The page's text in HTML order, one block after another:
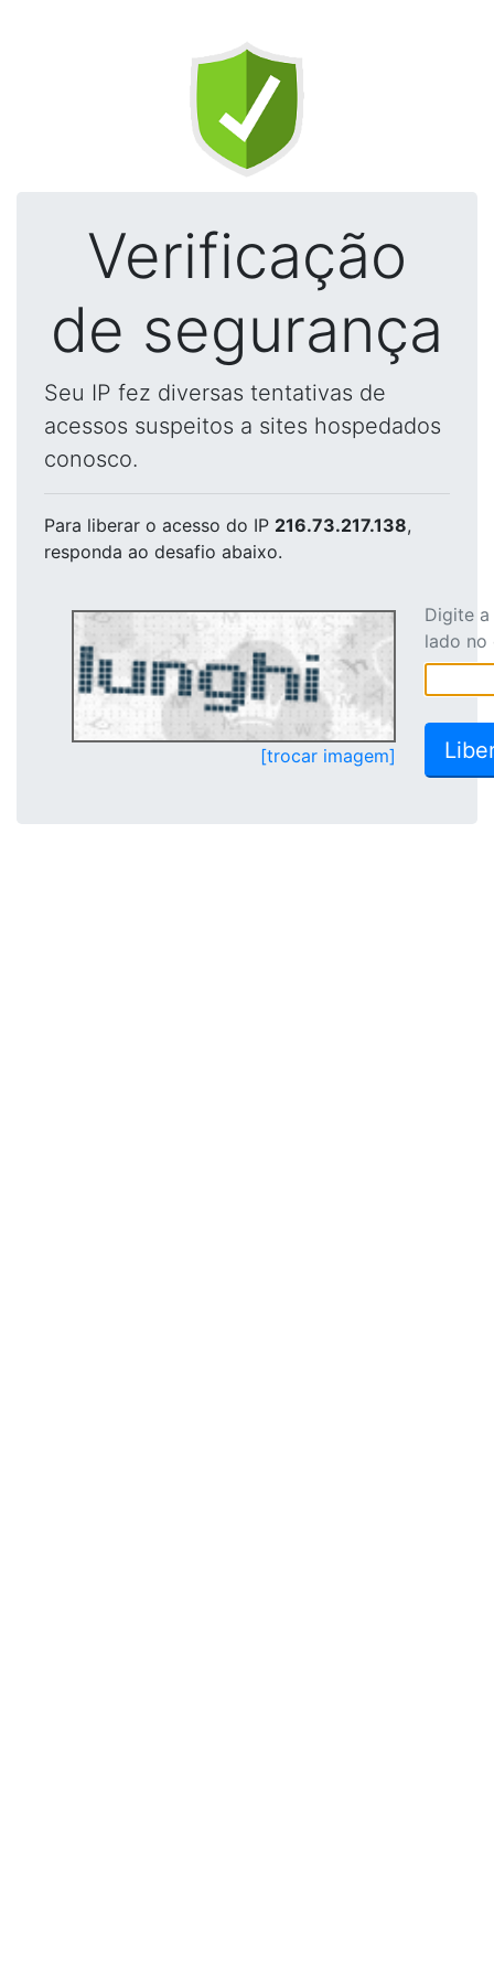
Verificação
de segurança
Seu IP fez diversas tentativas de
acessos suspeitos a sites hospedados
conosco.
Para liberar o acesso do IP 216.73.217.138,
responda ao desafio abaixo.
[trocar imagem]
Digite
lado no